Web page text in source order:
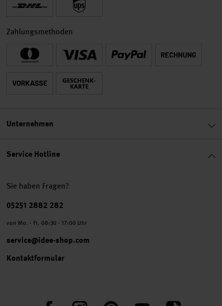
Service Hotline
Sie haben Fragen?
Telefonnummer
05251 2882 282
von Mo. - Fr. 08:30 - 17:00 Uhr
service@idee-shop.com
Kontaktformular
FacebookInstagram PinterestYouTube TikTok
Zahlungsmethoden
Unternehmen